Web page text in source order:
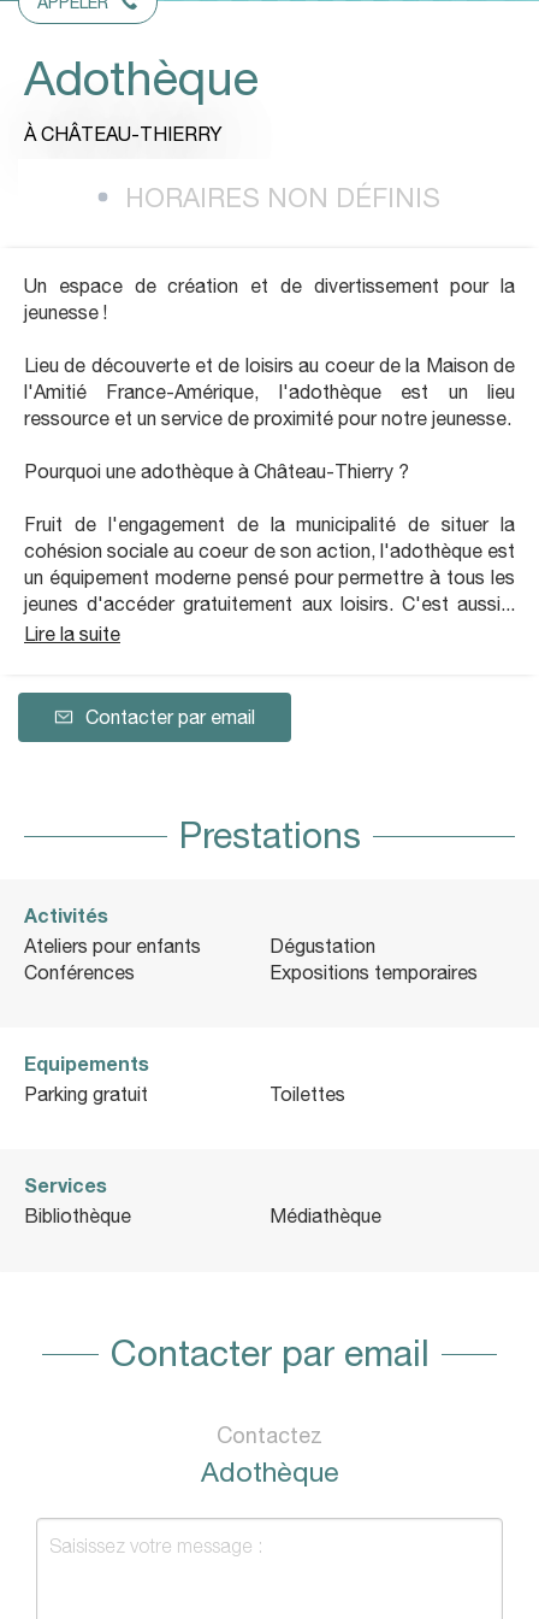
Adothèque
À CHÂTEAU-THIERRY
HORAIRES NON DÉFINIS
Un espace de création et de divertissement pour la
jeunesse !
Lieu de découverte et de loisirs au coeur de la Maison de
l'Amitié France-Amérique, l'adothèque est un lieu
ressource et un service de proximité pour notre jeunesse.
Pourquoi une adothèque à Château-Thierry ?
Fruit de l'engagement de la municipalité de situer la
cohésion sociale au coeur de son action, l'adothèque est
un équipement moderne pensé pour permettre à tous les
jeunes d'accéder gratuitement aux loisirs. C'est aussi...
Lire la suite
Contacter par email
Prestations
Activités
Ateliers pour enfants
Conférences
Dégustation
Expositions temporaires
Equipements
Parking gratuit Toilettes
Services
Bibliothèque Médiathèque
Contacter par email
Contactez
Adothèque